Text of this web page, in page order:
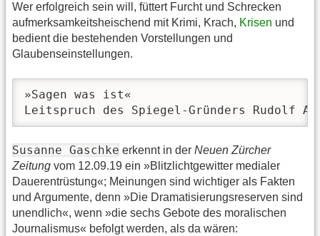
Wer erfolgreich sein will, füttert Furcht und Schrecken
aufmerksamkeitsheischend mit Krimi, Krach, Krisen und
bedient die bestehenden Vorstellungen und
Glaubenseinstellungen.
»Sagen was ist«
Leitspruch des Spiegel-Gründers Rudolf
Susanne Gaschke erkennt in der Neuen Zürcher
Zeitung vom 12.09.19 ein »Blitzlichtgewitter medialer
Dauerentrüstung«; Meinungen sind wichtiger als Fakten
und Argumente, denn »Die Dramatisierungsreserven sind
unendlich«, wenn »die sechs Gebote des moralischen
Journalismus« befolgt werden, als da wären: